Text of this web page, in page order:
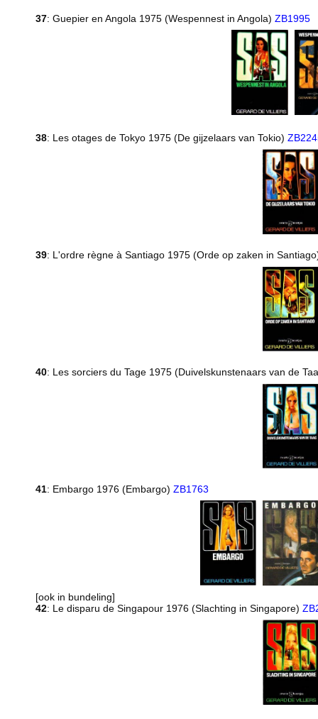
37: Guepier en Angola 1975 (Wespennest in Angola) ZB1995
38: Les otages de Tokyo 1975 (De gijzelaars van Tokio)
39: L'ordre règne à Santiago 1975 (Orde op zaken in
40: Les sorciers du Tage 1975 (Duivelskunstenaars van de
41: Embargo 1976 (Embargo) ZB1763
[ook in bundeling]
42: Le disparu de Singapour 1976 (Slachting in Singapore)